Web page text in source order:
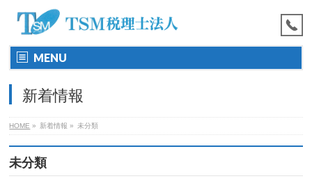
MENU
新着情報
HOME » 新着情報 » 未分類
未分類